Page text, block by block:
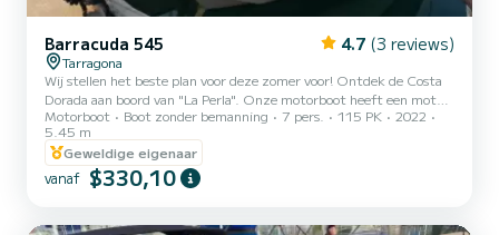
Barracuda 545 4.7 (3 reviews)
Tarragona
Wij stellen het beste plan voor deze zomer voor! Ontdek de Costa
Dorada aan boord van "La Perla". Onze motorboot heeft een motor
van 115 pk en een groot solarium, perfect voor een dag
doorbrengen met familie of vrienden.
Motorboot Boot zonder bemanning 7 pers. 115 PK
2022
5.45 m
Geweldige eigenaar
vanaf $330,10